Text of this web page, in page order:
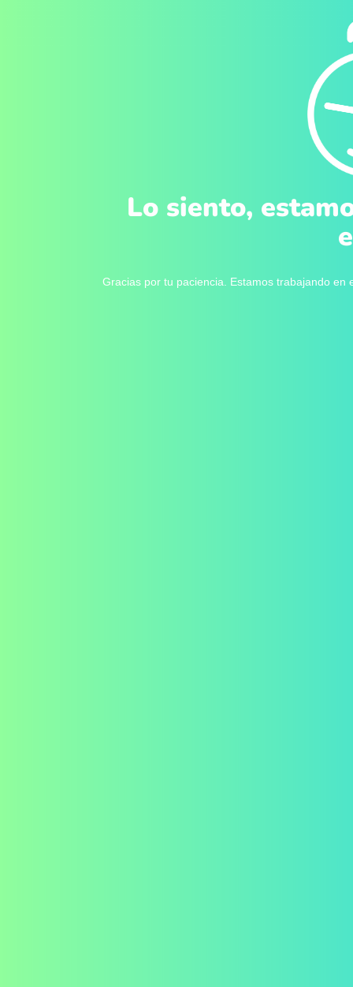
Lo siento,
Gracias por tu paciencia. Estamos trabajando en